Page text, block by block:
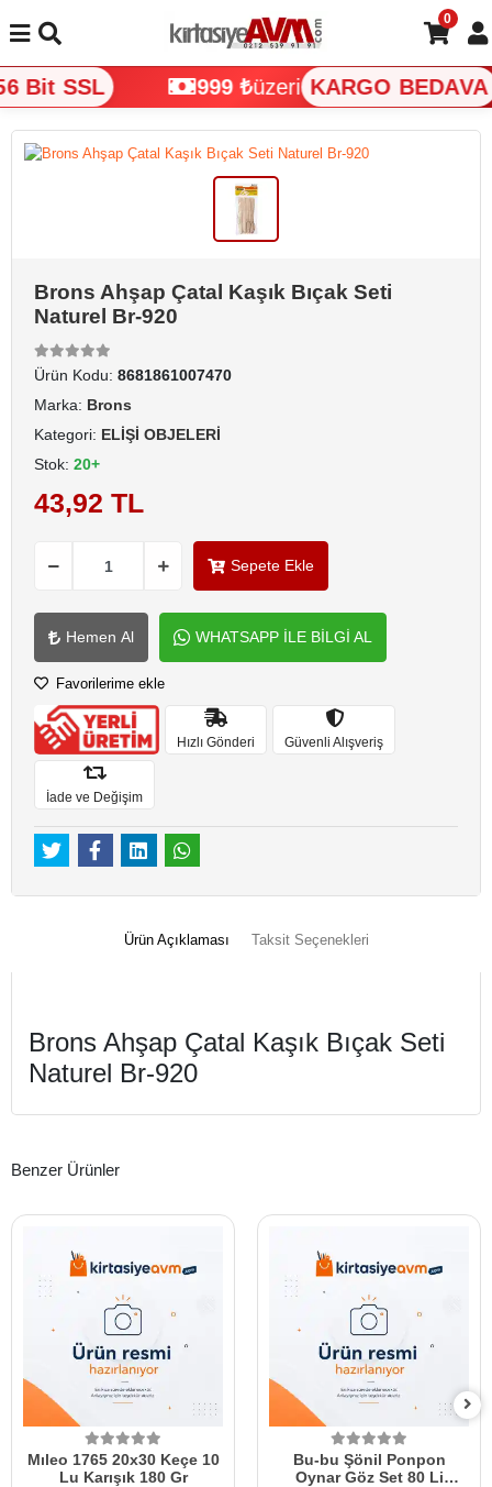
Bit SSL 999 ₺ üzeri KARGO BEDAVA
0
Brons Ahşap Çatal Kaşık Bıçak Seti
Naturel Br-920
Ürün Kodu: 8681861007470
Marka: Brons
Kategori: ELİŞİ OBJELERİ
Stok: 20+
43,92 TL
Sepete Ekle
Hemen Al WHATSAPP İLE BİLGİ AL
Favorilerime ekle
Hızlı Gönderi Güvenli Alışveriş
İade ve Değişim
Ürün Açıklaması Taksit Seçenekleri
Brons Ahşap Çatal Kaşık Bıçak Seti
Naturel Br-920
Benzer Ürünler
Mıleo 1765 20x30 Keçe 10
Lu Karışık 180 Gr
Bu-bu Şönil Ponpon
Oynar Göz Set 80 Li